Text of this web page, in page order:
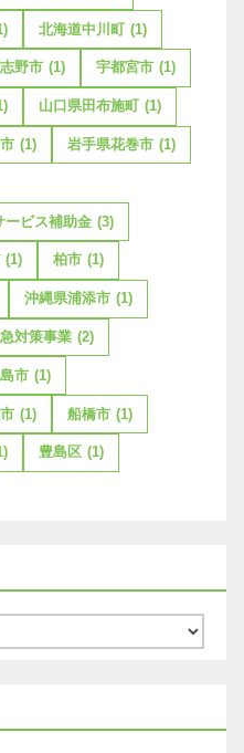
北海道中川町 (1)
野市 (1) 宇都宮市 (1)
山口県田布施町 (1)
(1) 岩手県花巻市 (1)
ービス補助金 (3)
(1) 柏市 (1)
沖縄県浦添市 (1)
対策事業 (2)
市 (1)
(1) 船橋市 (1)
豊島区 (1)